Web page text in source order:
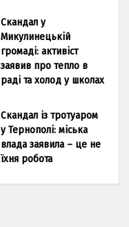
Скандал у
Микулинецькій
громаді: активіст
заявив про тепло в
раді та холод у школах
Скандал із тротуаром
у Тернополі: міська
влада заявила – це не
їхня робота